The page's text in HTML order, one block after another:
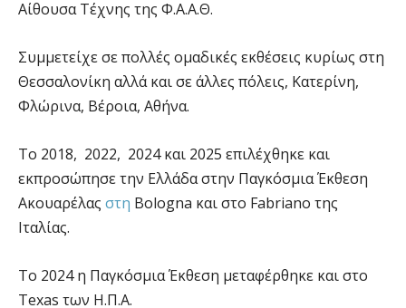
Αίθουσα Τέχνης της Φ.Α.Α.Θ.
Συμμετείχε σε πολλές ομαδικές εκθέσεις κυρίως στη
Θεσσαλονίκη αλλά και σε άλλες πόλεις, Κατερίνη,
Φλώρινα, Βέροια, Αθήνα.
Το 2018, 2022, 2024 και 2025 επιλέχθηκε και
εκπροσώπησε την Ελλάδα στην Παγκόσμια Έκθεση
Ακουαρέλας στη Bologna και στο Fabriano της
Ιταλίας.
Το 2024 η Παγκόσμια Έκθεση μεταφέρθηκε και στο
Texas των Η.Π.Α.